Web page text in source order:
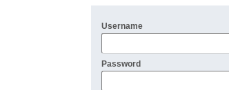
Username
Password